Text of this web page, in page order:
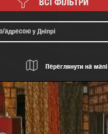
Переглянути на мапі